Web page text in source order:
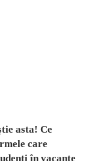
asta! Ce
care
în vacanțe